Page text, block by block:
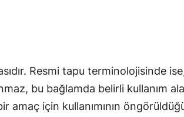
Resmi tapu terminolojisinde
bu bağlamda belirli kullanım
amaç için kullanımının